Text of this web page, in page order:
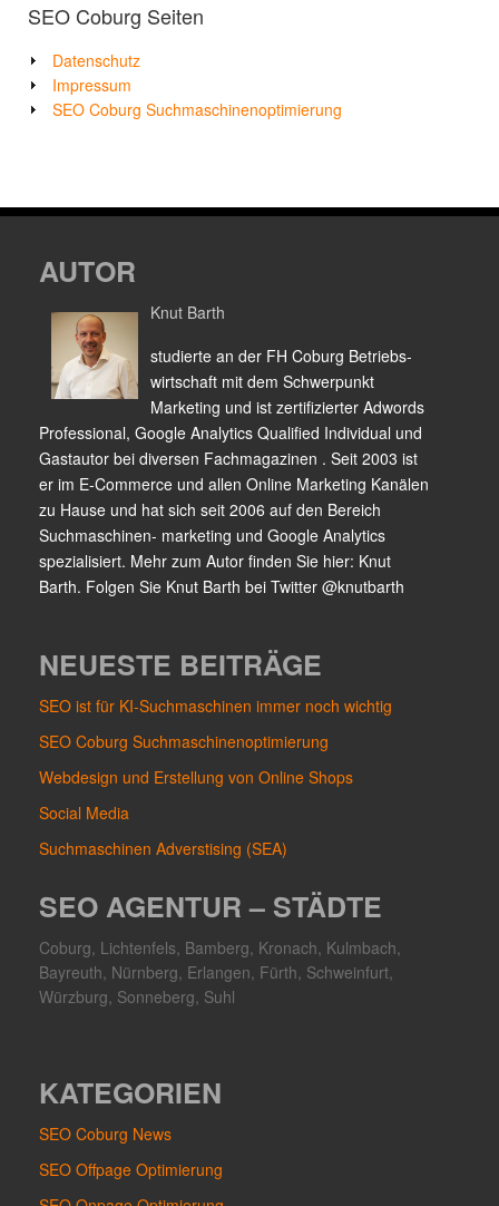
SEO Coburg Seiten
Datenschutz
Impressum
SEO Coburg Suchmaschinenoptimierung
AUTOR
Knut Barth
studierte an der FH Coburg Betriebs-
wirtschaft mit dem Schwerpunkt
Marketing und ist zertifizierter Adwords
Professional, Google Analytics Qualified Individual und
Gastautor bei diversen Fachmagazinen . Seit 2003 ist
er im E-Commerce und allen Online Marketing Kanälen
zu Hause und hat sich seit 2006 auf den Bereich
Suchmaschinen- marketing und Google Analytics
spezialisiert. Mehr zum Autor finden Sie hier: Knut
Barth. Folgen Sie Knut Barth bei Twitter @knutbarth
NEUESTE BEITRÄGE
SEO ist für KI-Suchmaschinen immer noch wichtig
SEO Coburg Suchmaschinenoptimierung
Webdesign und Erstellung von Online Shops
Social Media
Suchmaschinen Adverstising (SEA)
SEO AGENTUR – STÄDTE
Coburg, Lichtenfels, Bamberg, Kronach, Kulmbach,
Bayreuth, Nürnberg, Erlangen, Fürth, Schweinfurt,
Würzburg, Sonneberg, Suhl
KATEGORIEN
SEO Coburg News
SEO Offpage Optimierung